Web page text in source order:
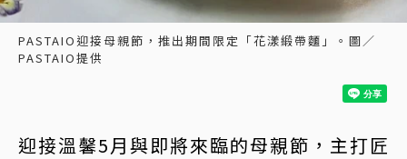
PASTAIO迎接母親節，推出期間限定「花漾緞帶麵」。圖／
PASTAIO提供
迎接溫馨5月與即將來臨的母親節，主打匠